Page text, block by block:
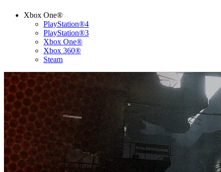
Xbox One®
PlayStation®4
PlayStation®3
Xbox One®
Xbox 360®
Steam